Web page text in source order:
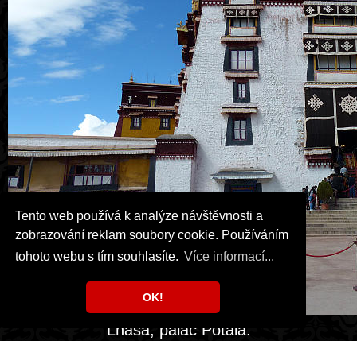
Tento web používá k analýze návštěvnosti a
zobrazování reklam soubory cookie. Používáním
tohoto webu s tím souhlasíte. Více informací...
OK!
Lhasa, palác Potála.